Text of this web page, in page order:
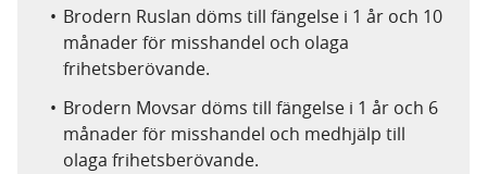
Brodern Ruslan döms till fängelse i 1 år och 10
månader för misshandel och olaga
frihetsberövande.
Brodern Movsar döms till fängelse i 1 år och 6
månader för misshandel och medhjälp till
olaga frihetsberövande.